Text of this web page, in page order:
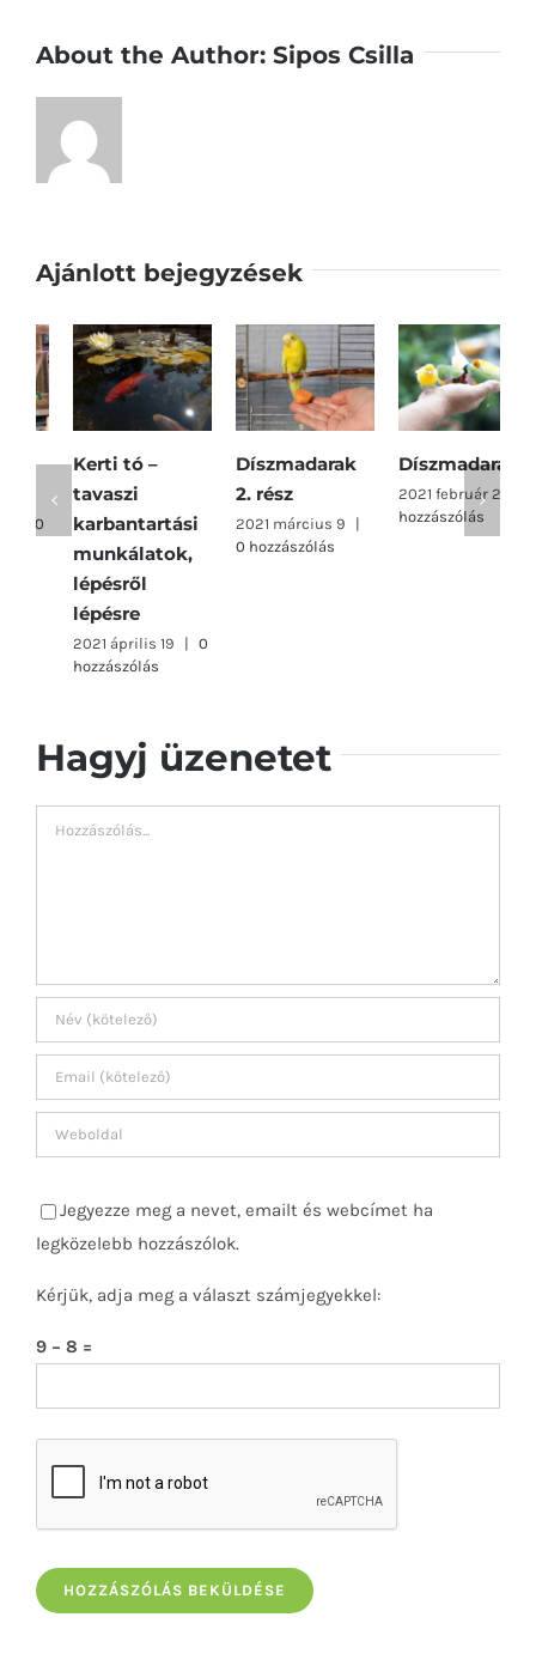
About the Author: Sipos Csilla
Ajánlott bejegyzések
Kerti tó –
tavaszi
karbantartási
munkálatok,
lépésről
lépésre
2021 április 19 | 0
hozzászólás
Díszmadarak
2. rész
2021 március 9
|
0 hozzászólás
Díszmadarak
2021 február 2 |
0
hozzászólás
Hagyj üzenetet
Hozzászólás
Jegyezze meg a nevet, emailt és webcímet ha
legközelebb hozzászólok.
Kérjük, adja meg a választ számjegyekkel:
9 − 8 =